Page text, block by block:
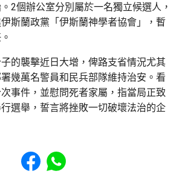
2個辦公室分別屬於一名獨立候選人，
斯蘭政黨「伊斯蘭神學者協會」，暫
的襲擊近日大增，俾路支省情況尤其
幾萬名警員和民兵部隊維持治安。看
事件，並慰問死者家屬，指當局正致
選舉，誓言將挫敗一切破壞法治的企
Share to Facebook
Share to WhatsApp